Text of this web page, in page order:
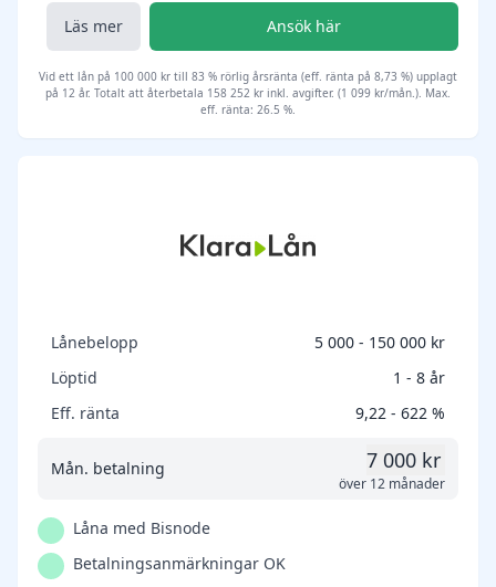
Läs mer Ansök här
Vid ett lån på 100 000 kr till 83 % rörlig årsränta (eff. ränta på 8,73 %) upplagt
på 12 år. Totalt att återbetala 158 252 kr inkl. avgifter. (1 099 kr/mån.). Max.
eff. ränta: 26.5 %.
Lånebelopp
5 000 - 150 000 kr
Löptid
1 - 8 år
Eff. ränta
9,22 - 622 %
Mån. betalning 7 000 kr
över 12 månader
Låna med Bisnode
Betalningsanmärkningar OK